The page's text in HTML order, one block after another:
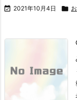
 2021年10月4日 